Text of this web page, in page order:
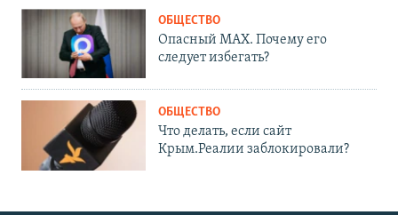
ОБЩЕСТВО
Опасный MAX. Почему его
следует избегать?
ОБЩЕСТВО
Что делать, если сайт
Крым.Реалии заблокировали?